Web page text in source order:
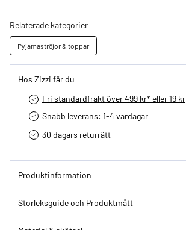
Relaterade kategorier
Pyjamaströjor & toppar
Hos Zizzi får du
Fri standardfrakt över 499 kr* eller 19 kr
Snabb leverans: 1-4 vardagar
30 dagars returrätt­
Produktinformation
Storleksguide och Produktmått